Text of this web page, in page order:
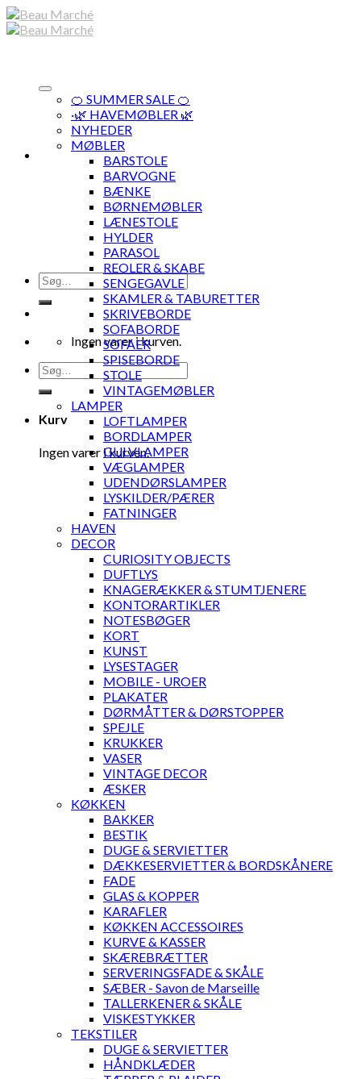
Skip
to
Søg
efter:
Ingen varer i kurven.
Søg
efter:
Kurv
Ingen varer i kurven.
🍊 SUMMER SALE 🍊
·🌿 HAVEMØBLER 🌿
NYHEDER
MØBLER
BARSTOLE
BARVOGNE
BÆNKE
BØRNEMØBLER
LÆNESTOLE
HYLDER
PARASOL
REOLER & SKABE
SENGEGAVLE
SKAMLER & TABURETTER
SKRIVEBORDE
SOFABORDE
SOFAER
SPISEBORDE
STOLE
VINTAGEMØBLER
LAMPER
LOFTLAMPER
BORDLAMPER
GULVLAMPER
VÆGLAMPER
UDENDØRSLAMPER
LYSKILDER/PÆRER
FATNINGER
HAVEN
DECOR
CURIOSITY OBJECTS
DUFTLYS
KNAGERÆKKER & STUMTJENERE
KONTORARTIKLER
NOTESBØGER
KORT
KUNST
LYSESTAGER
MOBILE - UROER
PLAKATER
DØRMÅTTER & DØRSTOPPER
SPEJLE
KRUKKER
VASER
VINTAGE DECOR
ÆSKER
KØKKEN
BAKKER
BESTIK
DUGE & SERVIETTER
DÆKKESERVIETTER & BORDSKÅNERE
FADE
GLAS & KOPPER
KARAFLER
KØKKEN ACCESSOIRES
KURVE & KASSER
SKÆREBRÆTTER
SERVERINGSFADE & SKÅLE
SÆBER - Savon de Marseille
TALLERKENER & SKÅLE
VISKESTYKKER
TEKSTILER
DUGE & SERVIETTER
HÅNDKLÆDER